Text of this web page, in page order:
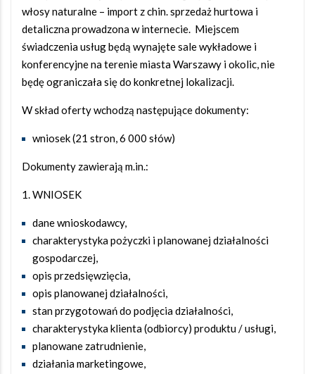
włosy naturalne – import z chin. sprzedaż hurtowa i
detaliczna prowadzona w internecie. Miejscem
świadczenia usług będą wynajęte sale wykładowe i
konferencyjne na terenie miasta Warszawy i okolic, nie
będę ograniczała się do konkretnej lokalizacji.
W skład oferty wchodzą następujące dokumenty:
wniosek (21 stron, 6 000 słów)
Dokumenty zawierają m.in.:
WNIOSEK
dane wnioskodawcy,
charakterystyka pożyczki i planowanej działalności
gospodarczej,
opis przedsięwzięcia,
opis planowanej działalności,
stan przygotowań do podjęcia działalności,
charakterystyka klienta (odbiorcy) produktu / usługi,
planowane zatrudnienie,
działania marketingowe,